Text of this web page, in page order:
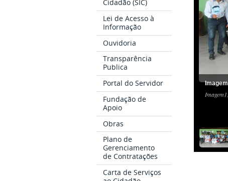
Cidadão (SIC)
Lei de Acesso à
Informação
Ouvidoria
Transparência
Publica
Portal do Servidor
Fundação de
Apoio
Obras
Plano de
Gerenciamento
de Contratações
Carta de Serviços